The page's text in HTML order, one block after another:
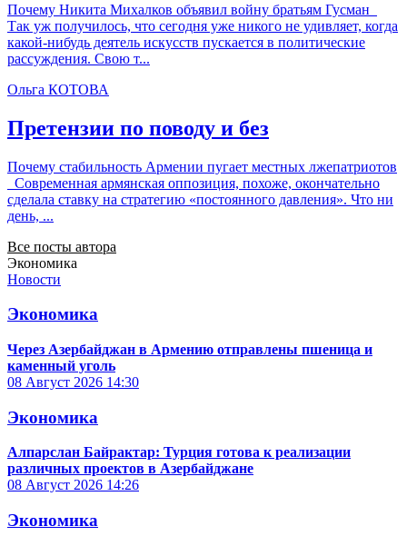
Почему Никита Михалков объявил войну братьям Гусман
Так уж получилось, что сегодня уже никого не удивляет, когда
какой-нибудь деятель искусств пускается в политические
рассуждения. Свою т...
Ольга КОТОВА
Претензии по поводу и без
Почему стабильность Армении пугает местных лжепатриотов
Современная армянская оппозиция, похоже, окончательно
сделала ставку на стратегию «постоянного давления». Что ни
день, ...
Все посты автора
Экономика
Новости
Экономика
Через Азербайджан в Армению отправлены пшеница и
каменный уголь
08 Август 2026 14:30
Экономика
Алпарслан Байрактар: Турция готова к реализации
различных проектов в Азербайджане
08 Август 2026 14:26
Экономика